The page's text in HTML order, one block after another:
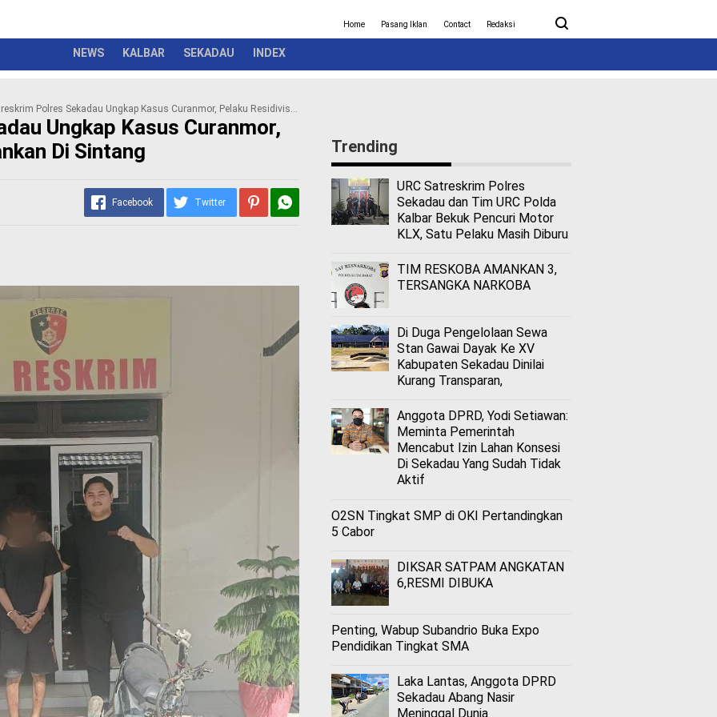
Home Pasang Iklan Contact Redaksi
NEWS KALBAR SEKADAU INDEX
Polres Sekadau Ungkap Kasus Curanmor, Pelaku Residivis Diamankan di Sintang
Ungkap Kasus Curanmor,
Di Sintang
Facebook Twitter
Trending
URC Satreskrim Polres
Sekadau dan Tim URC Polda
Kalbar Bekuk Pencuri Motor
KLX, Satu Pelaku Masih Diburu
TIM RESKOBA AMANKAN 3,
TERSANGKA NARKOBA
Di Duga Pengelolaan Sewa
Stan Gawai Dayak Ke XV
Kabupaten Sekadau Dinilai
Kurang Transparan,
Anggota DPRD, Yodi Setiawan:
Meminta Pemerintah
Mencabut Izin Lahan Konsesi
Di Sekadau Yang Sudah Tidak
Aktif
O2SN Tingkat SMP di OKI Pertandingkan
5 Cabor
DIKSAR SATPAM ANGKATAN
6,RESMI DIBUKA
Penting, Wabup Subandrio Buka Expo
Pendidikan Tingkat SMA
Laka Lantas, Anggota DPRD
Sekadau Abang Nasir
Meninggal Dunia